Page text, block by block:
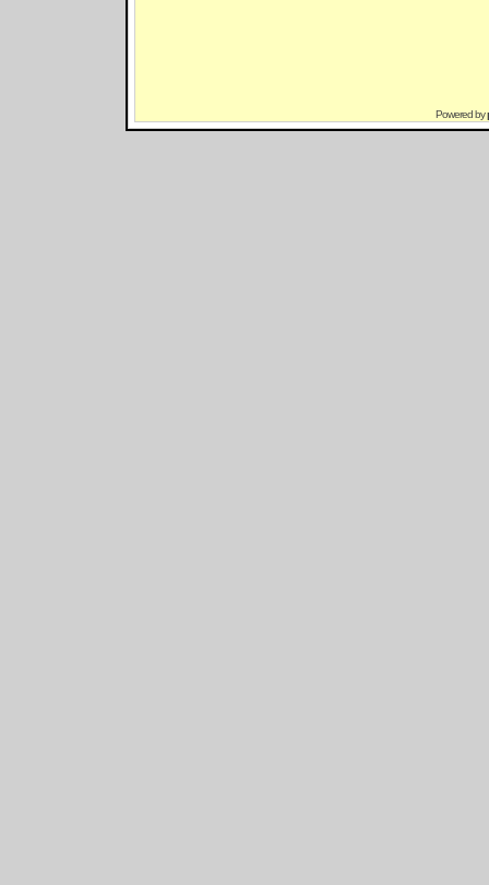
Powered by